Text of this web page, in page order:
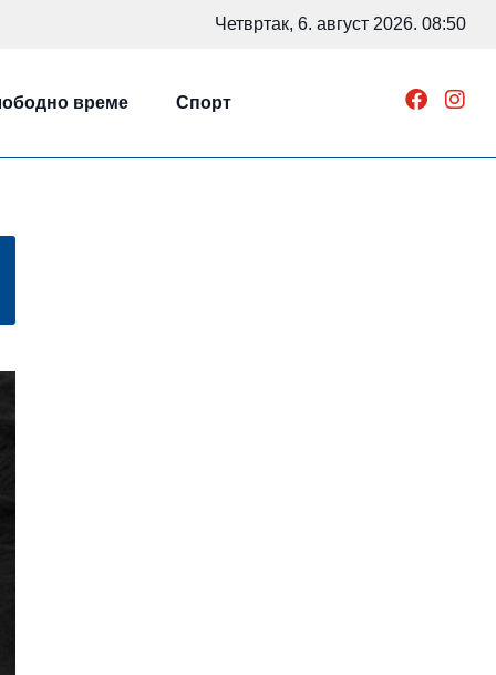
Четвртак, 6. август 2026. 08:50
време Спорт